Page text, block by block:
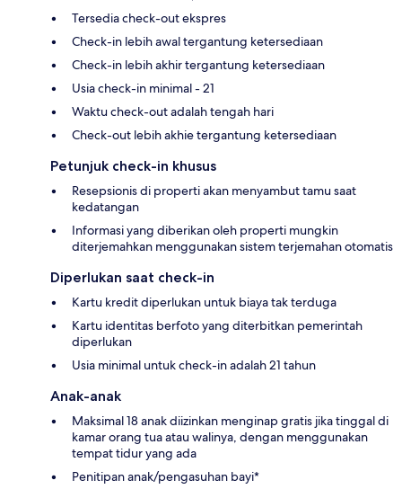
Tersedia check-out ekspres
Check-in lebih awal tergantung ketersediaan
Check-in lebih akhir tergantung ketersediaan
Usia check-in minimal - 21
Waktu check-out adalah tengah hari
Check-out lebih akhie tergantung ketersediaan
Petunjuk check-in khusus
Resepsionis di properti akan menyambut tamu saat
kedatangan
Informasi yang diberikan oleh properti mungkin
diterjemahkan menggunakan sistem terjemahan otomatis
Diperlukan saat check-in
Kartu kredit diperlukan untuk biaya tak terduga
Kartu identitas berfoto yang diterbitkan pemerintah
diperlukan
Usia minimal untuk check-in adalah 21 tahun
Anak-anak
Maksimal 18 anak diizinkan menginap gratis jika tinggal di
kamar orang tua atau walinya, dengan menggunakan
tempat tidur yang ada
Penitipan anak/pengasuhan bayi*